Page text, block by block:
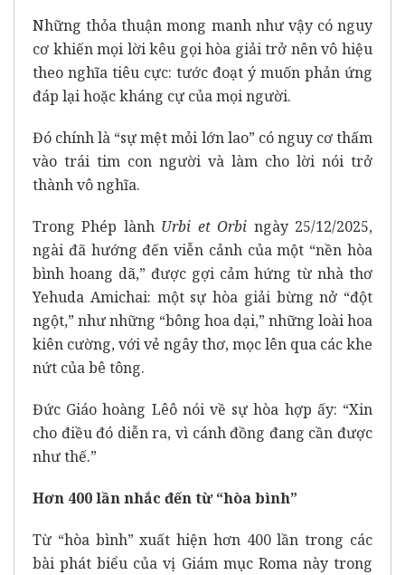
Những thỏa thuận mong manh như vậy có nguy
cơ khiến mọi lời kêu gọi hòa giải trở nên vô hiệu
theo nghĩa tiêu cực: tước đoạt ý muốn phản ứng
đáp lại hoặc kháng cự của mọi người.
Đó chính là “sự mệt mỏi lớn lao” có nguy cơ thấm
vào trái tim con người và làm cho lời nói trở
thành vô nghĩa.
TrongPhép lànhUrbi et Orbi ngày 25/12/2025,
ngài đã hướng đến viễn cảnh của một “nền hòa
bình hoang dã,” được gợi cảm hứng từ nhà thơ
Yehuda Amichai: một sự hòa giải bừng nở “đột
ngột,” như những “bông hoa dại,” những loài hoa
kiên cường, với vẻ ngây thơ, mọc lên qua các khe
nứt của bê tông.
Đức Giáo hoàng Lêô nói về sự hòa hợp ấy: “Xin
cho điều đó diễn ra, vì cánh đồng đang cần được
như thế.”
Hơn 400 lần nhắc đến từ “hòa bình”
Từ “hòa bình” xuất hiện hơn 400 lần trong các
bài phát biểu của vị Giám mục Roma này trong